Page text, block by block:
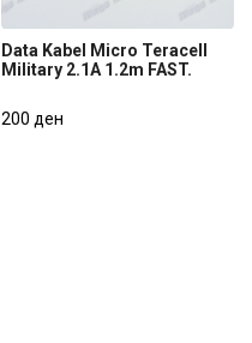
Military 2.1A 1.2m FAST.
Data Kabel Micro Teracell
Military 2.1A 1.2m FAST.
200 ден